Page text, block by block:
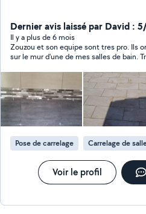
Dernier avis laissé par David :
Il y a plus de 6 mois
Zouzou et son equipe sont tres pro. Ils
sur le mur d'une de mes salles de bain.
vous avez des travaux a faire.
Pose de carrelage Carrelage de
Voir le profil